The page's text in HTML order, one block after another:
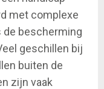
met complexe
bescherming
geschillen bij
buiten de
zijn vaak